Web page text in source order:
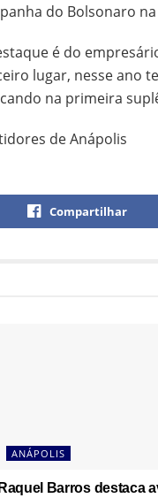
do Bolsonaro
é do
lugar, nesse ano
na primeira
de Anápolis
Compartilhar
ANÁPOLIS
Raquel Barros destaca